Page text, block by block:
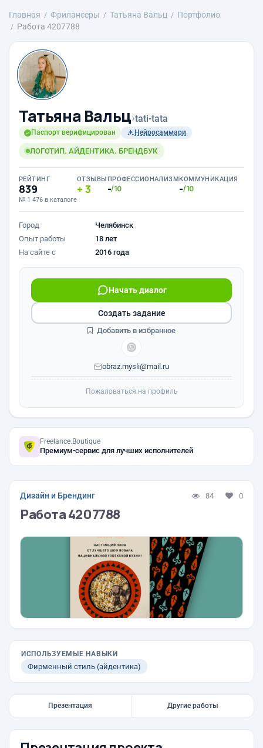
Главная Фрилансеры Татьяна Вальц
Портфолио
Работа 4207788
Татьяна Вальц›tati-tata
Паспорт верифицирован Нейросаммари
ЛОГОТИП. АЙДЕНТИКА. БРЕНДБУК
РЕЙТИНГ
839
№ 1 476 в каталоге
ОТЗЫВЫ
3
ПРОФЕССИОНАЛИЗМ
-/10
КОММУНИКАЦИЯ
-/10
Город
Челябинск
Опыт работы
18 лет
На сайте с
2016 года
Начать диалог
obraz.mysli@mail.ru
Создать задание
Добавить в избранное
Пожаловаться на профиль
Freelance.Boutique
Премиум-сервис для лучших исполнителей
Дизайн и Брендинг 84 0
Работа 4207788
ИСПОЛЬЗУЕМЫЕ НАВЫКИ
Фирменный стиль (айдентика)
Презентация Другие работы